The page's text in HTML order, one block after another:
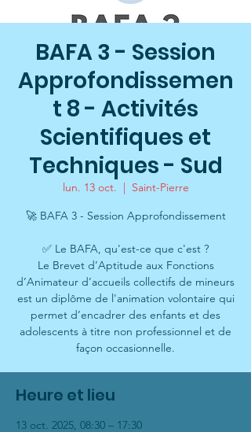
BAFA 3 - Session
Approfondissemen
t 8 - Activités
Scientifiques et
Techniques - Sud
lun. 13 oct.
  |
Saint-Pierre
🚀 BAFA 3 - Session Approfondissement
✅ Le BAFA, qu'est-ce que c'est ?
Le Brevet d’Aptitude aux Fonctions
d’Animateur d’accueils collectifs de mineurs
est un diplôme de l'animation volontaire qui
permet d’encadrer des enfants et des
adolescents à titre non professionnel et de
façon occasionnelle.
Heure et lieu
13 oct. 2025, 08:30 – 17:30